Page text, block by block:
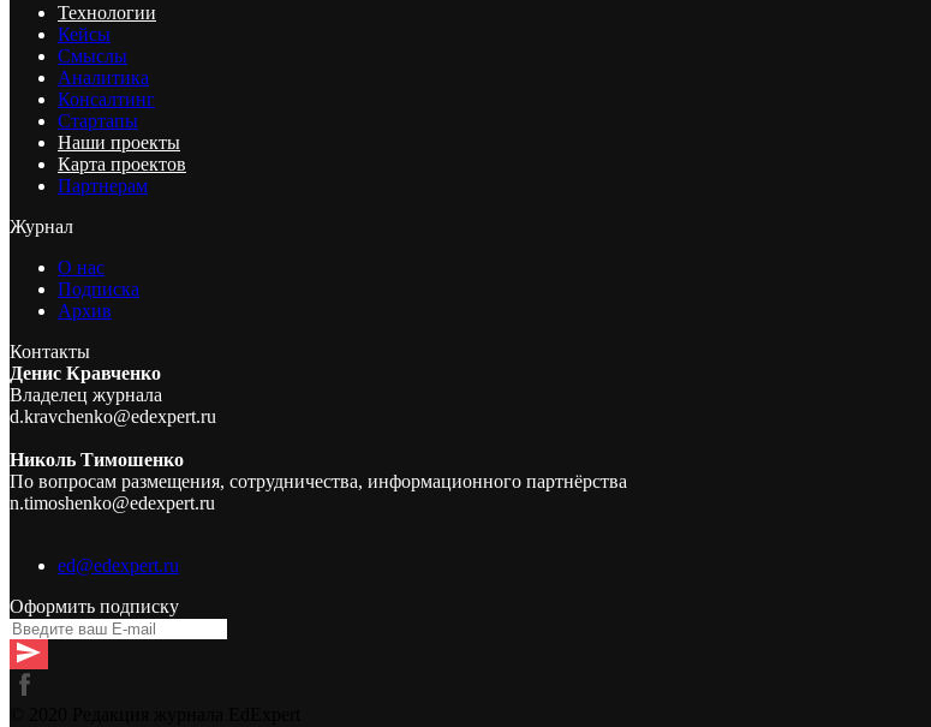
Технологии
Кейсы
Смыслы
Аналитика
Консалтинг
Стартапы
Наши проекты
Карта проектов
Партнерам
Журнал
О нас
Подписка
Архив
Контакты
Денис Кравченко
Владелец журнала
d.kravchenko@edexpert.ru
Николь Тимошенко
По вопросам размещения, сотрудничества, информационного партнёрства
n.timoshenko@edexpert.ru
ed@edexpert.ru
Оформить подписку